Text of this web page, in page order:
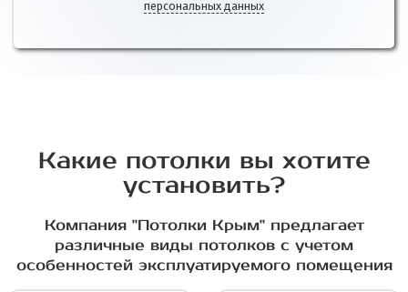
персональных данных
Какие потолки вы хотите
установить?
Компания "Потолки Крым" предлагает
различные виды потолков с учетом
особенностей эксплуатируемого помещения